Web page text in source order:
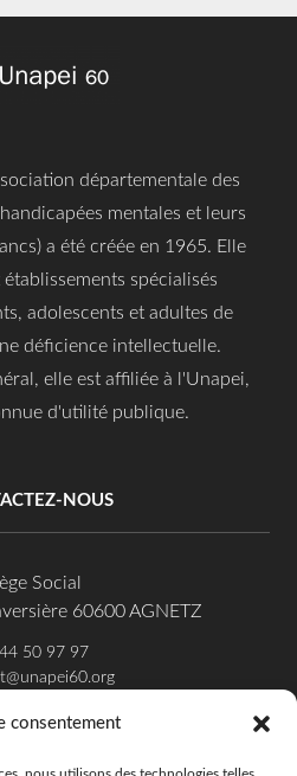
consentement
départementale des
mentales et leurs
a été créée en 1965. Elle
spécialisés
adolescents et adultes de
déficience intellectuelle.
elle est affiliée à l'Unapei,
d'utilité publique.
NOUS
Social
60600 AGNETZ
50 97 97